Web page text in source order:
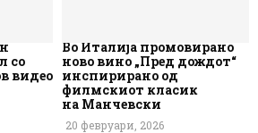
со
видео
Во Италија промовирано
ново вино „Пред дождот“
инспирирано од
филмскиот класик
на Манчевски
20 февруари, 2026